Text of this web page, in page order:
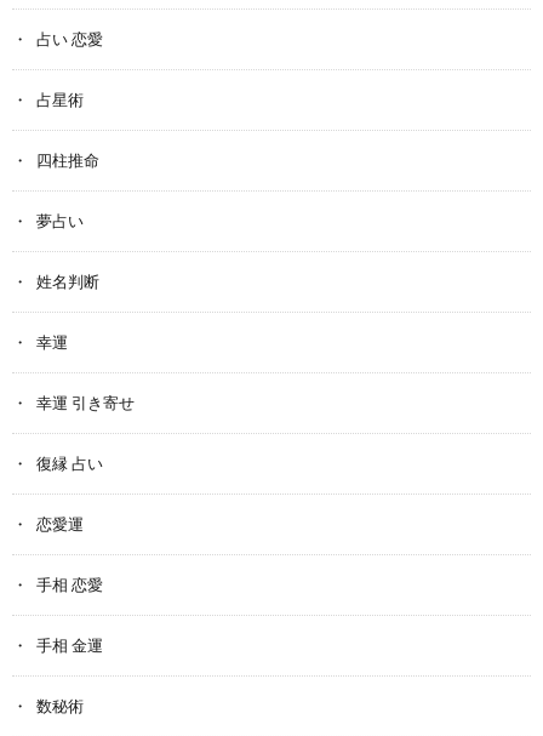
占い 恋愛
占星術
四柱推命
夢占い
姓名判断
幸運
幸運 引き寄せ
復縁 占い
恋愛運
手相 恋愛
手相 金運
数秘術